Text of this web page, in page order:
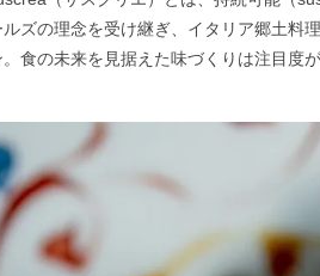
ズの理念を受け継ぎ、イタリア郷土料
食の未来を見据えた味づくりは注目度が